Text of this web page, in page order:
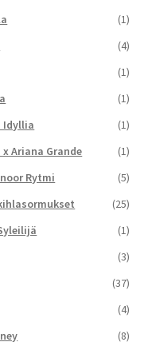
(1)
(4)
(1)
(1)
Idyllia
(1)
Ariana Grande
(1)
Rytmi
(5)
(25)
(1)
(3)
(37)
(4)
(8)